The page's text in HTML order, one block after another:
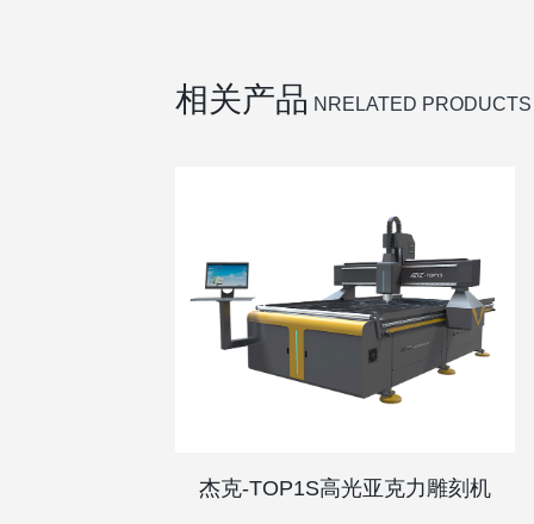
相关产品 NRELATED PRODUCTS
杰克-TOP1S高光亚克力雕刻机